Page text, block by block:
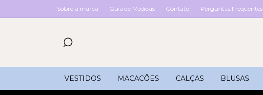
Sobre a marca Guia de Medidas Contato Perguntas Frequentes
VESTIDOS MACACÕES CALÇAS BLUSAS